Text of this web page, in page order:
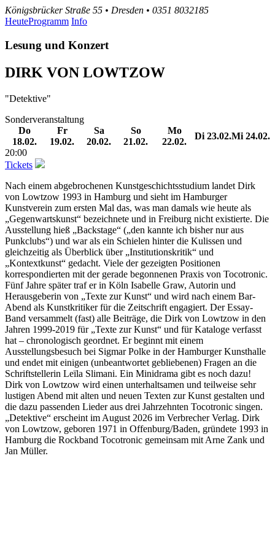
Königsbrücker Straße 55 • Dresden • 0351 8032185
HeuteProgramm Info
Lesung und Konzert
DIRK VON LOWTZOW
"Detektive"
Sonderveranstaltung
Do
18.02.
Fr
19.02.
Sa
20.02.
So
21.02.
Mo
22.02.
Di 23.02.Mi 24.02.
20:00
Tickets
Nach einem abgebrochenen Kunstgeschichtsstudium landet Dirk
von Lowtzow 1993 in Hamburg und sieht im Hamburger
Kunstverein zum ersten Mal das, was man damals wie heute als
„Gegenwartskunst“ bezeichnete und in Freiburg nicht existierte. Die
Ausstellung hieß „Backstage“ („den kannte ich bisher nur aus
Punkclubs“) und war als ein Schielen hinter die Kulissen und
gleichzeitig als Überblick über „Institutionskritik“ und
„Kontextkunst“ gedacht. Viele der gezeigten Positionen
korrespondierten mit der gerade begonnenen Praxis von Tocotronic.
Fünf Jahre später traf er in Köln Isabelle Graw, Autorin und
Herausgeberin von „Texte zur Kunst“ und wird nach einem Bar-
Abend als Kunstkritiker für die Zeitschrift engagiert. Der Essay-
Band versammelt (fast) alle Beiträge, die Dirk von Lowtzow in den
Jahren 1999-2019 für „Texte zur Kunst“ und für Kataloge verfasst
hat – chronologisch geordnet. Er beginnt mit einem
Ausstellungsbesuch bei Sigmar Polke in der Hamburger Kunsthalle
und endet mit einigen (unbeantwortet gebliebenen) Fragen an die
Schriftstellerin Leïla Slimani. Ein Minidrama gibt es noch dazu!
Dirk von Lowtzow wird einen unterhaltsamen und teilweise sehr
lustigen Abend mit alten und neuen Texten zur Kunst gestalten und
die dazu passenden Lieder aus drei Jahrzehnten Tocotronic singen.
„Detektive“ erscheint im August 2026 im Verbrecher Verlag. Dirk
von Lowtzow, geboren 1971 in Offenburg/Baden, gründete 1993 in
Hamburg die Rockband Tocotronic gemeinsam mit Arne Zank und
Jan Müller.